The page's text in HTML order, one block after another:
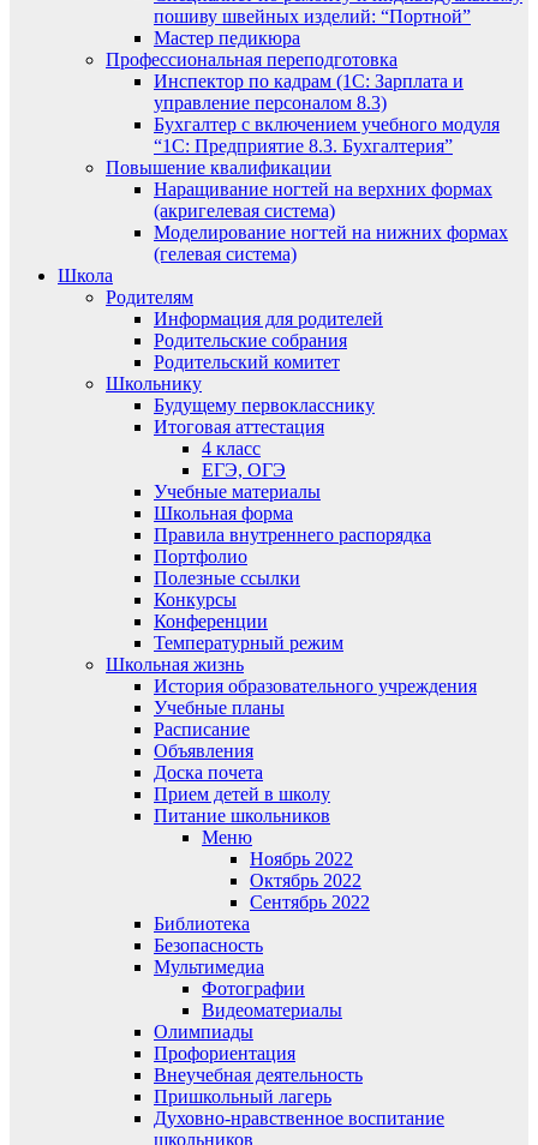
пошиву швейных изделий: “Портной”
Мастер педикюра
Профессиональная переподготовка
Инспектор по кадрам (1С: Зарплата и
управление персоналом 8.3)
Бухгалтер с включением учебного модуля
“1С: Предприятие 8.3. Бухгалтерия”
Повышение квалификации
Наращивание ногтей на верхних формах
(акригелевая система)
Моделирование ногтей на нижних формах
(гелевая система)
Школа
Родителям
Информация для родителей
Родительские собрания
Родительский комитет
Школьнику
Будущему первокласснику
Итоговая аттестация
4 класс
ЕГЭ, ОГЭ
Учебные материалы
Школьная форма
Правила внутреннего распорядка
Портфолио
Полезные ссылки
Конкурсы
Конференции
Температурный режим
Школьная жизнь
История образовательного учреждения
Учебные планы
Расписание
Объявления
Доска почета
Прием детей в школу
Питание школьников
Меню
Ноябрь 2022
Октябрь 2022
Сентябрь 2022
Библиотека
Безопасность
Мультимедиа
Фотографии
Видеоматериалы
Олимпиады
Профориентация
Внеучебная деятельность
Пришкольный лагерь
Духовно-нравственное воспитание
школьников